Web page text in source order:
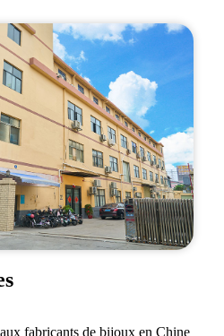
fabricants de bijoux en Chine